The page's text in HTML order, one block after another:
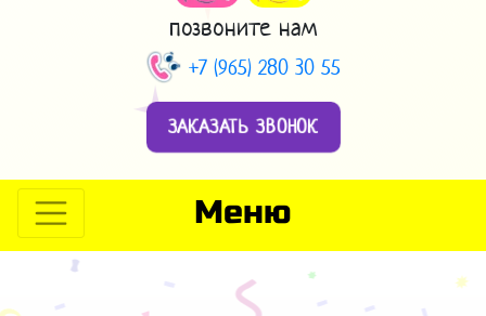
позвоните нам
+7 (965) 280 30 55
ЗАКАЗАТЬ ЗВОНОК
Меню